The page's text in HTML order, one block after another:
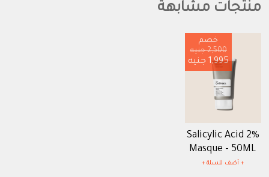
منتجات مشابهة
Salicylic Acid 2%
Masque - 50ML
+ أضف للسلة +
خصم
2,500 جنيه
1,995 جنيه